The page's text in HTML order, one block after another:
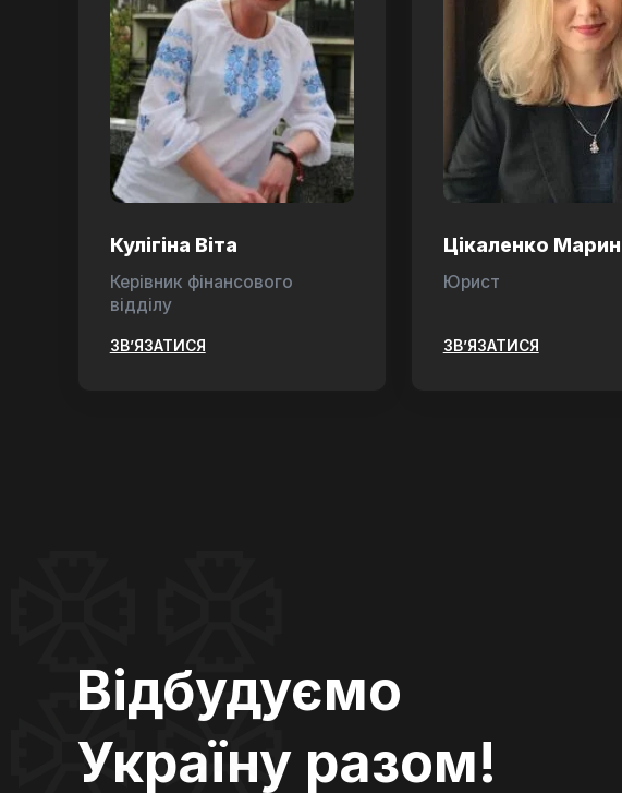
Кулігіна Віта
Керівник фінансового
відділу
ЗВ’ЯЗАТИСЯ
Цікаленко
Юрист
ЗВ’ЯЗАТИСЯ
Відбудуємо
Україну разом!